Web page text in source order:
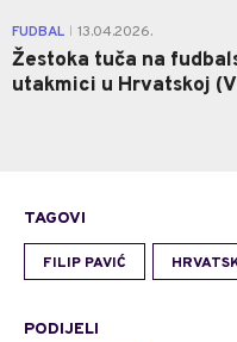
FUDBAL 13.04.2026.
Žestoka tuča na
utakmici u Hrvatskoj
TAGOVI
FILIP PAVIĆ
PODIJELI